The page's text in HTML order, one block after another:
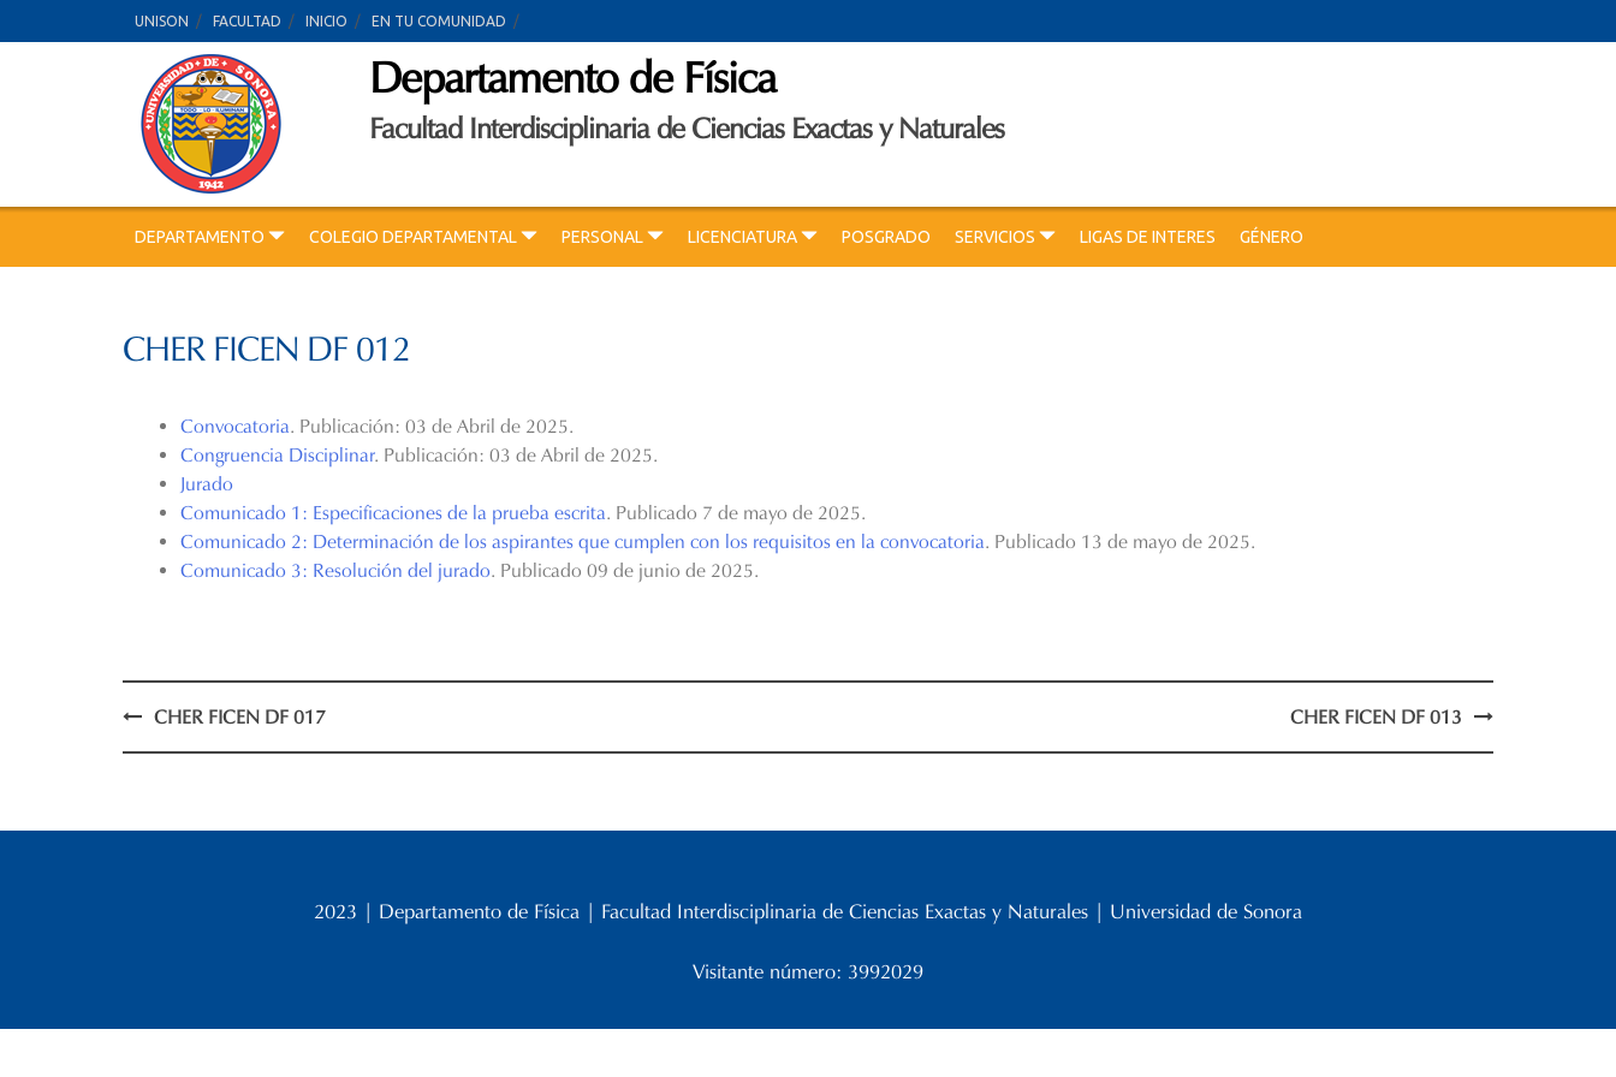
to
UNISON FACULTAD INICIO EN TU COMUNIDAD
Departamento de Física
Facultad Interdisciplinaria de Ciencias Exactas y Naturales
DEPARTAMENTO COLEGIO DEPARTAMENTAL PERSONAL LICENCIATURA POSGRADO SERVICIOS LIGAS DE INTERES GÉNERO
CHER FICEN DF 012
Convocatoria. Publicación: 03 de Abril de 2025.
Congruencia Disciplinar. Publicación: 03 de Abril de 2025.
Jurado
Comunicado 1: Especificaciones de la prueba escrita. Publicado 7 de mayo de 2025.
Comunicado 2: Determinación de los aspirantes que cumplen con los requisitos en la convocatoria. Publicado 13 de mayo de 2025.
Comunicado 3: Resolución del jurado. Publicado 09 de junio de 2025.
Post
navigation
CHER FICEN DF 017 CHER FICEN DF 013
2023 | Departamento de Física | Facultad Interdisciplinaria de Ciencias Exactas y Naturales | Universidad de Sonora
Visitante número: 3992029